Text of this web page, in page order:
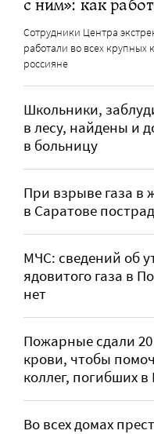
Сотрудники Центра
работали во всех крупных
россияне
Школьники,
в лесу, найдены и
в больницу
При взрыве газа в
в Саратове
МЧС: сведений об
ядовитого газа в
нет
Пожарные сдали
крови, чтобы
коллег, погибших в
Во всех домах